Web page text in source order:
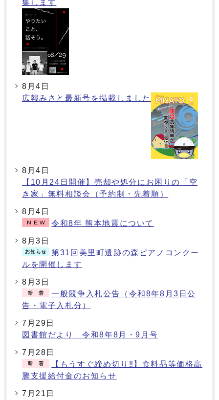
集します
8月4日
広報みさと最新号を掲載しました
8月4日
【10月24日開催】売却や処分にお困りの「空
き家」無料相談会（予約制・先着順）
8月4日
令和8年 熊本地震について
8月3日
第31回美里町遺跡の森ピアノコンクー
ルを開催します
8月3日
一般競争入札公告（令和8年8月3日公
告・電子入札分）
7月29日
図書館だより 令和8年8月・9月号
7月28日
【もうすぐ締め切り‼】食料品等価格高
騰支援給付金のお知らせ
7月21日